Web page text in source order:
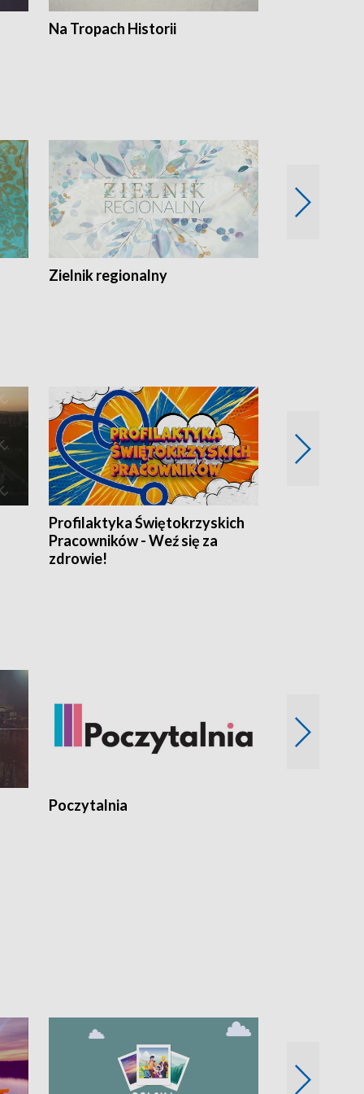
Na Tropach Historii
Zielnik regionalny
Profilaktyka Świętokrzyskich
Pracowników - Weź się za
zdrowie!
Poczytalnia